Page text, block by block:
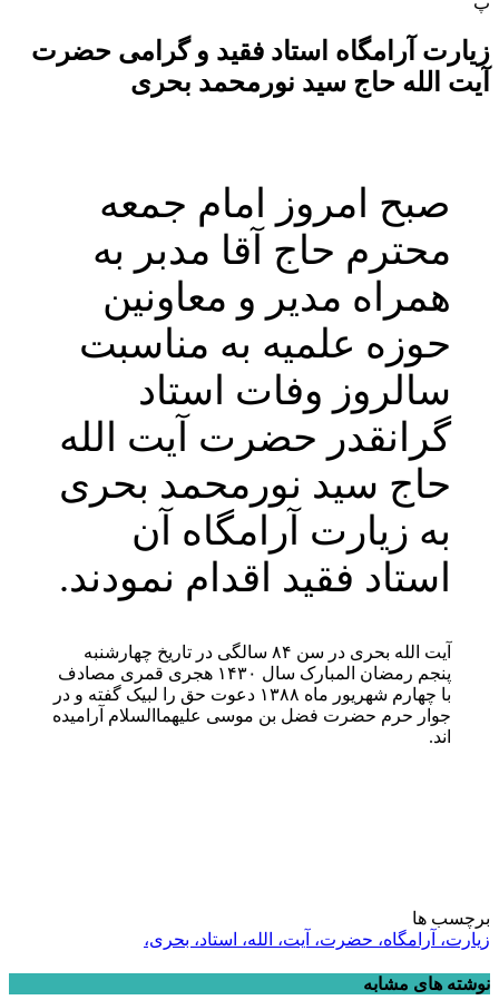
زیارت آرامگاه استاد فقید و گرامی حضرت
آیت الله حاج سید نورمحمد بحری
صبح امروز امام جمعه
محترم حاج آقا مدبر به
همراه مدیر و معاونین
حوزه علمیه به مناسبت
سالروز وفات استاد
گرانقدر حضرت آیت الله
حاج سید نورمحمد بحری
به زیارت آرامگاه آن
استاد فقید اقدام نمودند.
آیت الله بحری در سن ۸۴ سالگی در تاریخ چهارشنبه
پنجم رمضان المبارک سال ۱۴۳۰ هجری قمری مصادف
با چهارم شهریور ماه ۱۳۸۸ دعوت حق را لبیک گفته و در
جوار حرم حضرت فضل بن موسی علیهماالسلام آرامیده
اند.
برچسب ها
زیارت، آرامگاه، حضرت، آیت، الله، استاد، بحری،
نوشته های مشابه